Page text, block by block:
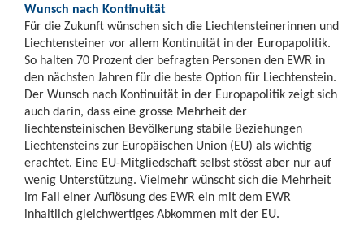
Wunsch nach Kontinuität
Für die Zukunft wünschen sich die Liechtensteinerinnen und
Liechtensteiner vor allem Kontinuität in der Europapolitik.
So halten 70 Prozent der befragten Personen den EWR in
den nächsten Jahren für die beste Option für Liechtenstein.
Der Wunsch nach Kontinuität in der Europapolitik zeigt sich
auch darin, dass eine grosse Mehrheit der
liechtensteinischen Bevölkerung stabile Beziehungen
Liechtensteins zur Europäischen Union (EU) als wichtig
erachtet. Eine EU-Mitgliedschaft selbst stösst aber nur auf
wenig Unterstützung. Vielmehr wünscht sich die Mehrheit
im Fall einer Auflösung des EWR ein mit dem EWR
inhaltlich gleichwertiges Abkommen mit der EU.